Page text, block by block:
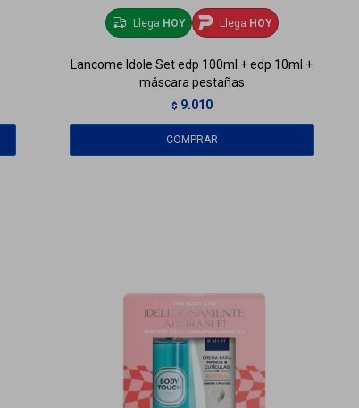
Llega HOY Llega HOY
Lancome Idole Set edp 100ml + edp 10ml +
máscara pestañas
$ 9.010